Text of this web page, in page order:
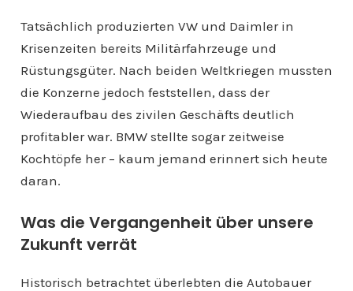
Tatsächlich produzierten VW und Daimler in
Krisenzeiten bereits Militärfahrzeuge und
Rüstungsgüter. Nach beiden Weltkriegen mussten
die Konzerne jedoch feststellen, dass der
Wiederaufbau des zivilen Geschäfts deutlich
profitabler war. BMW stellte sogar zeitweise
Kochtöpfe her – kaum jemand erinnert sich heute
daran.
Was die Vergangenheit über unsere
Zukunft verrät
Historisch betrachtet überlebten die Autobauer